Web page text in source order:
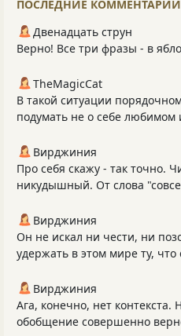
ПОСЛЕДНИЕ КОММЕНТАРИИ
Двенадцать струн
Верно! Все три фразы - в
TheMagicCat
В такой ситуации
подумать не о себе любимом
Вирджиния
Про себя скажу - так точно.
никудышный. От слова
Вирджиния
Он не искал ни чести, ни
удержать в этом мире ту,
Вирджиния
Ага, конечно, нет
обобщение совершенно